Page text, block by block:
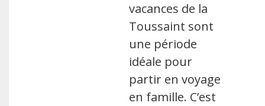
vacances de la
Toussaint sont
une période
idéale pour
partir en voyage
en famille. C’est